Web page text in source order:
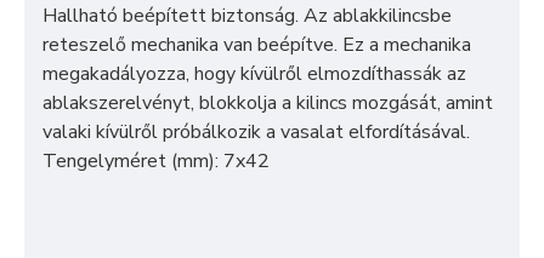
Hallható beépített biztonság. Az ablakkilincsbe
reteszelő mechanika van beépítve. Ez a mechanika
megakadályozza, hogy kívülről elmozdíthassák az
ablakszerelvényt, blokkolja a kilincs mozgását, amint
valaki kívülről próbálkozik a vasalat elfordításával.
Tengelyméret (mm): 7x42